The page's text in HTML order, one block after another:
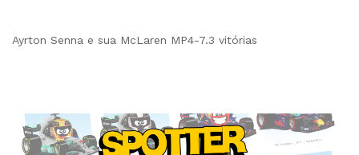
Ayrton Senna e sua McLaren MP4-7.3 vitórias